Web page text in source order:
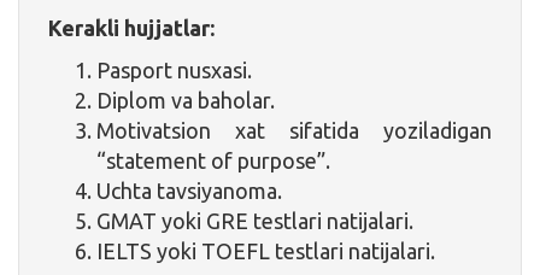
Kerakli hujjatlar:
Pasport nusxasi.
Diplom va baholar.
Motivatsion xat sifatida yoziladigan
“statement of purpose”.
Uchta tavsiyanoma.
GMAT yoki GRE testlari natijalari.
IELTS yoki TOEFL testlari natijalari.